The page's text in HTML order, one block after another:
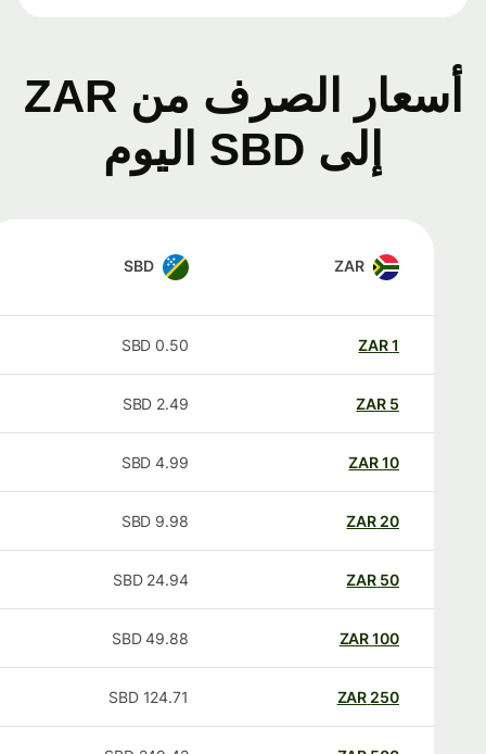
أسعار الصرف من ZAR
إلى SBD اليوم
ZAR
SBD
ZAR
0.50
SBD
ZAR
2.49
SBD
ZAR
4.99
SBD
20
ZAR
9.98
SBD
50
ZAR
24.94
SBD
100
ZAR
49.88
SBD
250
ZAR
124.71
SBD